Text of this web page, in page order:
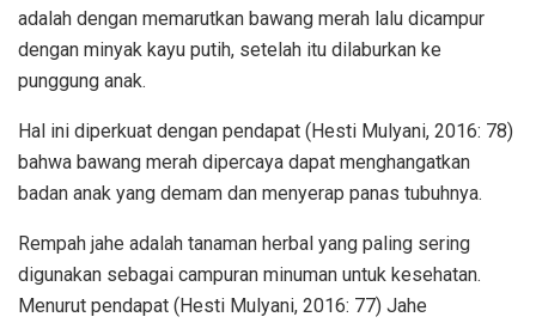
adalah dengan memarutkan bawang merah lalu dicampur
dengan minyak kayu putih, setelah itu dilaburkan ke
punggung anak.
Hal ini diperkuat dengan pendapat (Hesti Mulyani, 2016: 78)
bahwa bawang merah dipercaya dapat menghangatkan
badan anak yang demam dan menyerap panas tubuhnya.
Rempah jahe adalah tanaman herbal yang paling sering
digunakan sebagai campuran minuman untuk kesehatan.
Menurut pendapat (Hesti Mulyani, 2016: 77) Jahe